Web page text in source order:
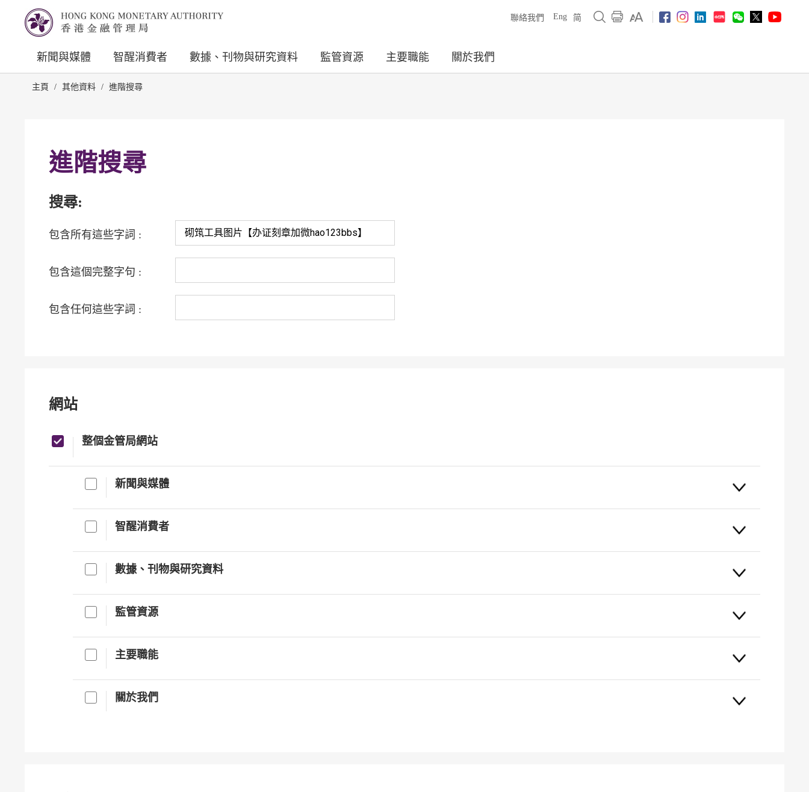
聯絡我們 Eng 简
新聞與媒體 智醒消費者 數據、刊物與研究資料 監管資源 主要職能 關於我們
主頁 / 其他資料 / 進階搜尋
進階搜尋
搜尋:
包含所有這些字詞 :
包含這個完整字句 :
包含任何這些字詞 :
網站
整個金管局網站
新聞與媒體
智醒消費者
數據、刊物與研究資料
監管資源
主要職能
關於我們